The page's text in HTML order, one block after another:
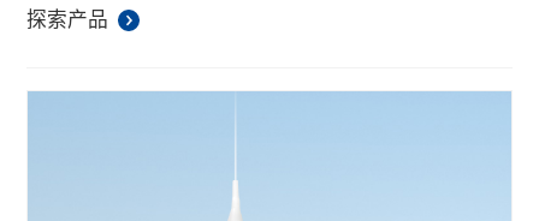
多个芯径。产品以高亮度、高功率、高性价比，在连
探索产品